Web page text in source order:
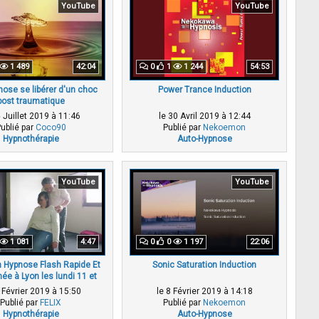
YouTube
1 489 42:04
se libérer d'un choc
traumatique
Juillet 2019 à 11:46
par Coco90
Hypnothérapie
YouTube
0 1 1 244 54:53
Power Trance Induction
le 30 Avril 2019 à 12:44
Publié par Nekoemon
Auto-Hypnose
YouTube
1 081 4:47
Hypnose Flash Rapide Et
à Lyon les lundi 11 et
12 février 2019
Février 2019 à 15:50
Publié par FELIX
Hypnothérapie
YouTube
0 0 1 197 22:06
Sonic Saturation Induction
le 8 Février 2019 à 14:18
Publié par Nekoemon
Auto-Hypnose